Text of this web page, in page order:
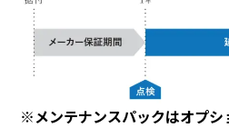
※メンテナンスパックはオプシ